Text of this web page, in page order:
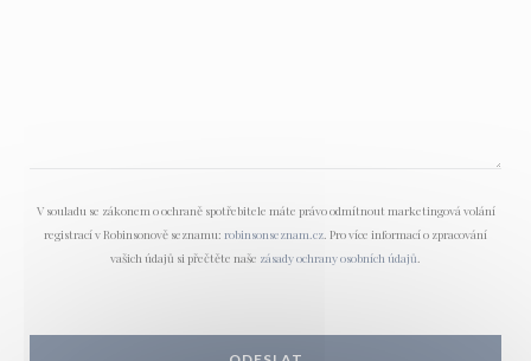
V souladu se zákonem o ochraně spotřebitele máte právo odmítnout marketingová volání
registrací v Robinsonově seznamu: robinsonseznam.cz . Pro více informací o zpracování
vašich údajů si přečtěte naše zásady ochrany osobních údajů